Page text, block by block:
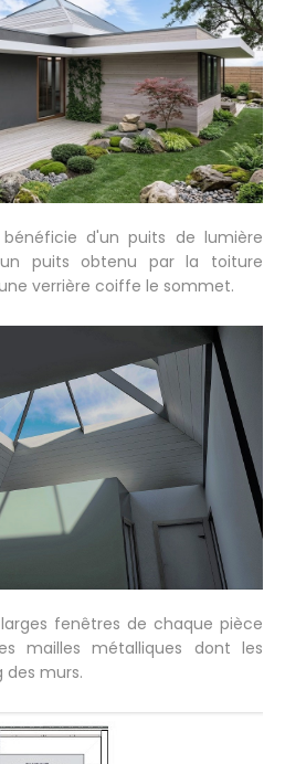
d'un puits de lumière
puits obtenu par la toiture
verrière coiffe le sommet.
fenêtres de chaque pièce
mailles métalliques dont les
des murs.